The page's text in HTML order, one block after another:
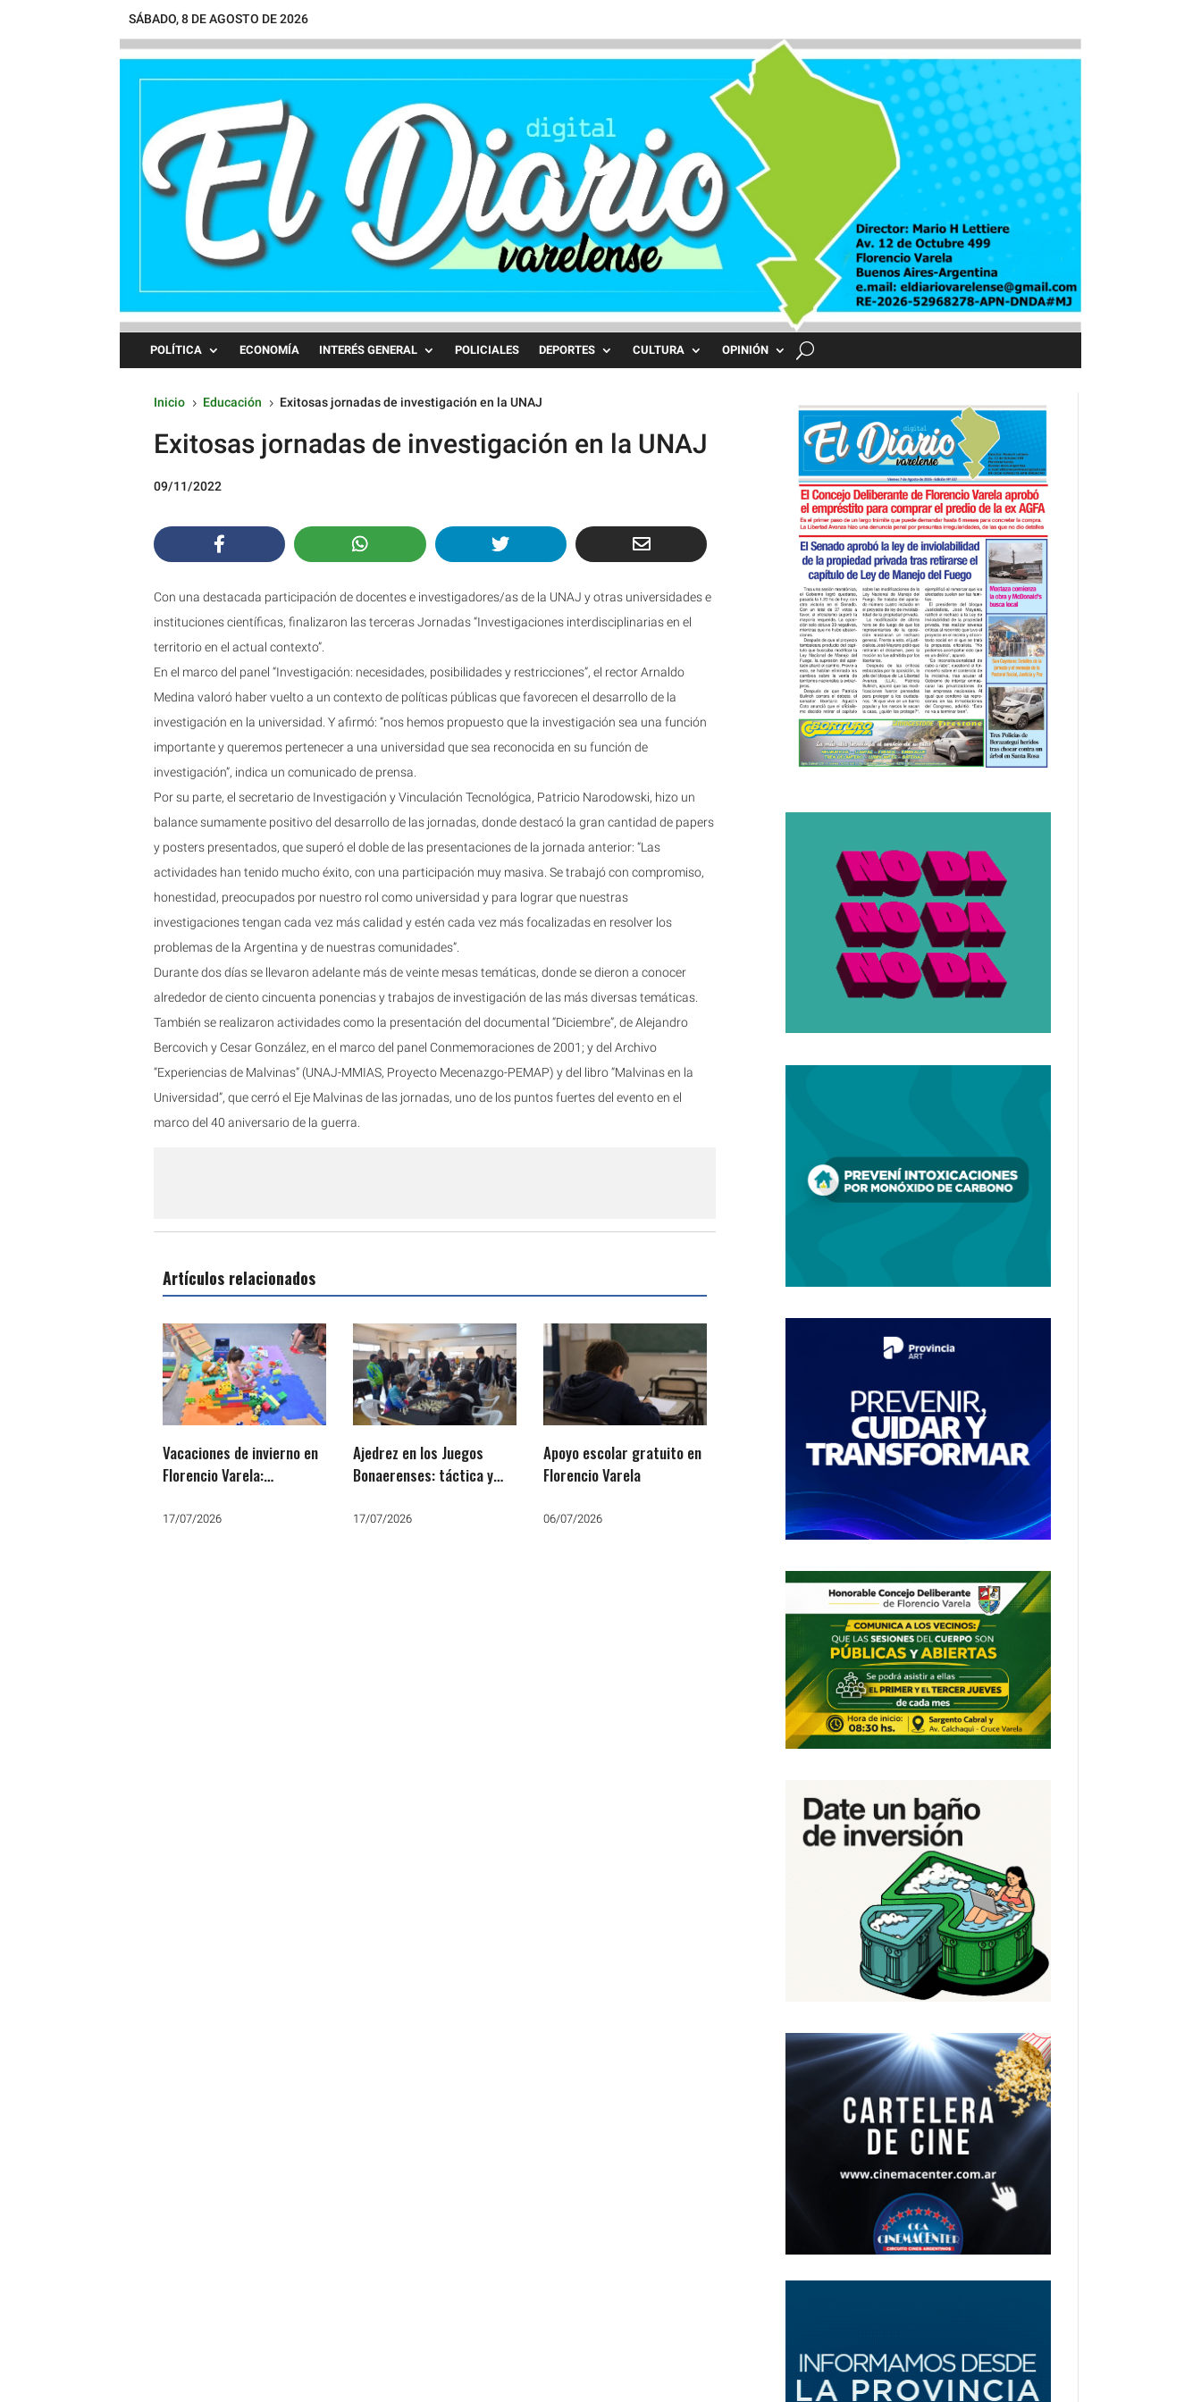
SÁBADO, 8 DE AGOSTO DE 2026
POLÍTICA ECONOMÍA INTERÉS GENERAL POLICIALES DEPORTES CULTURA OPINIÓN
Inicio 5 Educación 5 Exitosas jornadas de investigación en la UNAJ
Exitosas jornadas de investigación en la UNAJ
09/11/2022
Con una destacada participación de docentes e investigadores/as de la UNAJ y otras universidades e
instituciones científicas, finalizaron las terceras Jornadas “Investigaciones interdisciplinarias en el
territorio en el actual contexto”.
En el marco del panel “Investigación: necesidades, posibilidades y restricciones”, el rector Arnaldo
Medina valoró haber vuelto a un contexto de políticas públicas que favorecen el desarrollo de la
investigación en la universidad. Y afirmó: “nos hemos propuesto que la investigación sea una función
importante y queremos pertenecer a una universidad que sea reconocida en su función de
investigación”, indica un comunicado de prensa.
Por su parte, el secretario de Investigación y Vinculación Tecnológica, Patricio Narodowski, hizo un
balance sumamente positivo del desarrollo de las jornadas, donde destacó la gran cantidad de papers
y posters presentados, que superó el doble de las presentaciones de la jornada anterior: “Las
actividades han tenido mucho éxito, con una participación muy masiva. Se trabajó con compromiso,
honestidad, preocupados por nuestro rol como universidad y para lograr que nuestras
investigaciones tengan cada vez más calidad y estén cada vez más focalizadas en resolver los
problemas de la Argentina y de nuestras comunidades”.
Durante dos días se llevaron adelante más de veinte mesas temáticas, donde se dieron a conocer
alrededor de ciento cincuenta ponencias y trabajos de investigación de las más diversas temáticas.
También se realizaron actividades como la presentación del documental “Diciembre”, de Alejandro
Bercovich y Cesar González, en el marco del panel Conmemoraciones de 2001; y del Archivo
“Experiencias de Malvinas” (UNAJ-MMIAS, Proyecto Mecenazgo-PEMAP) y del libro “Malvinas en la
Universidad”, que cerró el Eje Malvinas de las jornadas, uno de los puntos fuertes del evento en el
marco del 40 aniversario de la guerra.
Artículos relacionados
Vacaciones de invierno en
Florencio Varela:
educativos gratuitos
17/07/2026
Ajedrez en los Juegos
Bonaerenses: táctica y
la próxima etapa
17/07/2026
Apoyo escolar gratuito en
Florencio Varela
06/07/2026